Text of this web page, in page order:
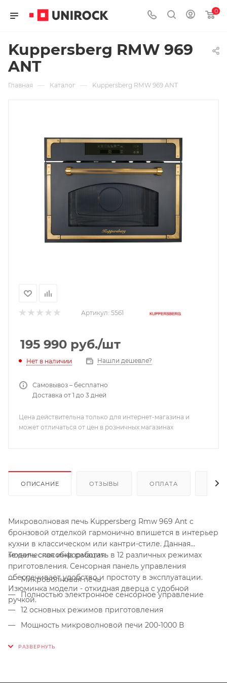
0
Kuppersberg RMW 969
ANT
Главная — Каталог — Kuppersberg RMW 969 ANT
Артикул: 5561
195 990 руб./шт
Нет в наличии Нашли дешевле?
Самовывоз – бесплатно
Доставка от 1 до 3 дней
Цена действительна только для интернет-магазина и
может отличаться от цен в розничных магазинах
ОПИСАНИЕ ОТЗЫВЫ ОПЛАТА
Микроволновая печь Kuppersberg Rmw 969 Ant с
бронзовой отделкой гармонично впишется в интерьер
кухни в классическом или кантри-стиле. Данная
модель способна работать в 12 различных режимах
приготовления. Сенсорная панель управления
обеспечивает удобство и простоту в эксплуатации.
Изюминка модели - откидная дверца с удобной
ручкой.
Техническая информация:
Микроволновая печь
Полностью электронное сенсорное управление
12 основных режимов приготовления
Мощность микроволновой печи 200-1000 В